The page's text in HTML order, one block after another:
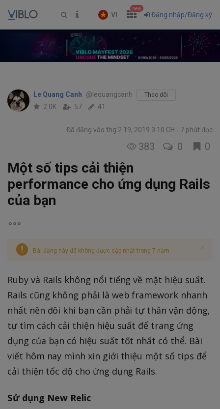
VI
new
Đăng nhập/Đăng ký
Le Quang Canh @lequangcanh Theo dõi
2.0K 57 41
Đã đăng vào thg 2 19, 2019 3:10 CH 7 phút đọc
383 0 0
Một số tips cải thiện
performance cho ứng dụng Rails
của bạn
Bài đăng này đã không được cập nhật trong 7 năm
Ruby và Rails không nổi tiếng về mặt hiệu suất.
Rails cũng không phải là web framework nhanh
nhất nên đôi khi bạn cần phải tự thân vận động,
tự tìm cách cải thiện hiệu suất để trang ứng
dụng của bạn có hiệu suất tốt nhất có thể. Bài
viết hôm nay mình xin giới thiệu một số tips để
cải thiện tốc độ cho ứng dụng Rails.
Sử dụng New Relic